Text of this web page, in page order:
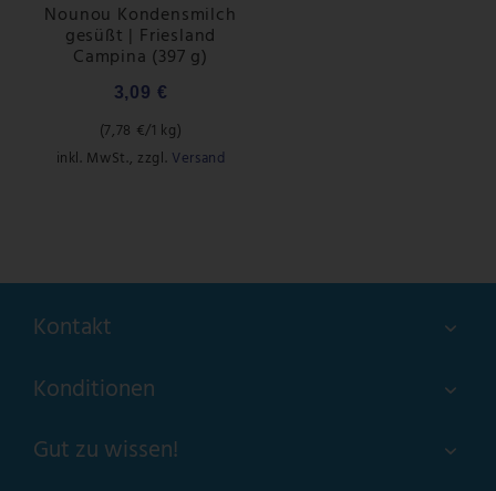
Nounou Kondensmilch
gesüßt | Friesland
Campina (397 g)
3,09 €
(7,78 €/1 kg)
inkl. MwSt., zzgl. Versand
Kontakt
Konditionen
Gut zu wissen!